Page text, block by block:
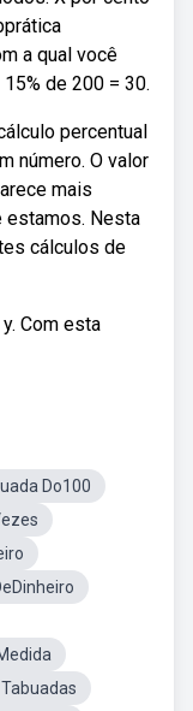
a qual você
de 200 = 30.
percentual
número. O valor
mais
estamos. Nesta
cálculos de
Com esta
Do100